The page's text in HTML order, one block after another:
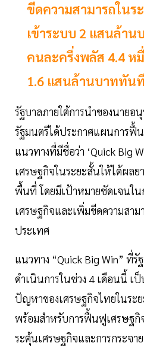
ขีดความสามารถในร
เข้าระบบ 2 แสนล้าน
คนละครึ่งพลัส 4.4 ห
1.6 แสนล้านบาททัน
รัฐบาลภายใต้การนำของนาย
รัฐมนตรีได้ประกาศแผนการ
แนวทางที่มีชื่อว่า ‘Quick Big
เศรษฐกิจในระยะสั้นให้ได้ผลย
พื้นที่ โดยมีเป้าหมายชัดเจนใ
เศรษฐกิจและเพิ่มขีดความสาม
ประเทศ
แนวทาง “Quick Big Win” ที่รั
ดำเนินการในช่วง 4 เดือนนี้ เ
ปัญหาของเศรษฐกิจไทยในระ
พร้อมสำหรับการฟื้นฟูเศรษฐกิจ
ระตุ้นเศรษฐกิจและการกระจ